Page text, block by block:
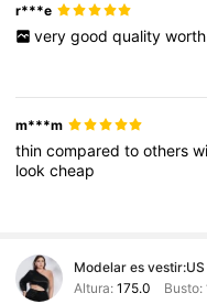
r***e
very good quality worth
m***m
thincomparedtoothers
lookcheap
Modelar es vestir:
Altura: 175.0 Busto: